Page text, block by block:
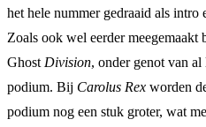
het hele nummer gedraaid als
Zoals ook wel eerder meegemaakt
Ghost Division, onder genot van
podium. Bij Carolus Rex worden
podium nog een stuk groter, wat